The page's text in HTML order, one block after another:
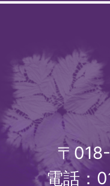
〒
電話：